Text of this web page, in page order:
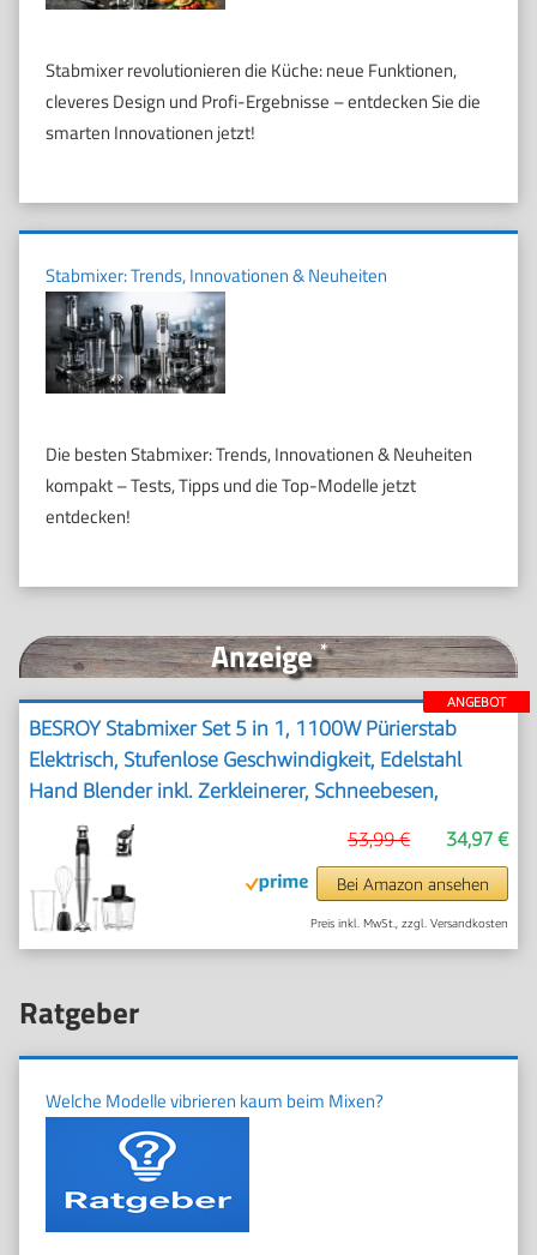
Stabmixer revolutionieren die Küche: neue Funktionen,
cleveres Design und Profi-Ergebnisse – entdecken Sie die
smarten Innovationen jetzt!
Stabmixer: Trends, Innovationen & Neuheiten
Die besten Stabmixer: Trends, Innovationen & Neuheiten
kompakt – Tests, Tipps und die Top-Modelle jetzt
entdecken!
Ratgeber
Welche Modelle vibrieren kaum beim Mixen?
Anzeige*
ANGEBOT
BESROY Stabmixer Set 5 in 1, 1100W Pürierstab
Elektrisch, Stufenlose Geschwindigkeit, Edelstahl
Hand Blender inkl. Zerkleinerer, Schneebesen,
Milchaufschäumer & Messbecher, Ideal für Suppen,
Smoothies
34,97 €
53,99 €
Bei Amazon ansehen
Preis inkl. MwSt., zzgl. Versandkosten